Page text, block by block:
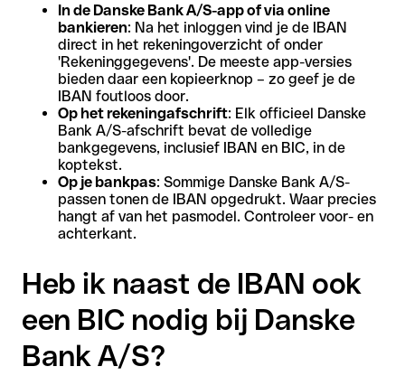
In de Danske Bank A/S-app of via online
bankieren: Na het inloggen vind je de IBAN
direct in het rekeningoverzicht of onder
'Rekeninggegevens'. De meeste app-versies
bieden daar een kopieerknop – zo geef je de
IBAN foutloos door.
Op het rekeningafschrift: Elk officieel Danske
Bank A/S-afschrift bevat de volledige
bankgegevens, inclusief IBAN en BIC, in de
koptekst.
Op je bankpas: Sommige Danske Bank A/S-
passen tonen de IBAN opgedrukt. Waar precies
hangt af van het pasmodel. Controleer voor- en
achterkant.
Heb ik naast de IBAN ook
een BIC nodig bij Danske
Bank A/S?